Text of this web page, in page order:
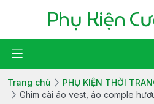
Phụ Kiện
Trang chủ PHỤ KIỆN THỜI
Ghim cài áo vest, áo comple